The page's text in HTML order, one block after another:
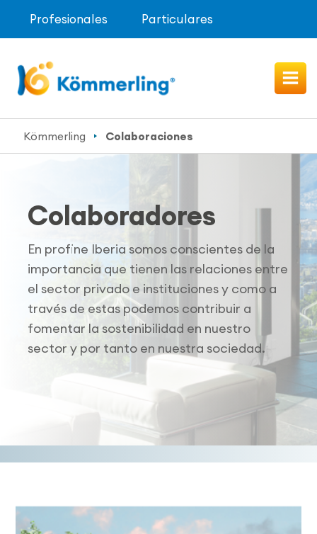
Profesionales Particulares
Kömmerling Colaboraciones
Colaboradores
En profine Iberia somos conscientes de la
importancia que tienen las relaciones entre
el sector privado e instituciones y como a
través de estas podemos contribuir a
fomentar la sostenibilidad en nuestro
sector y por tanto en nuestra sociedad.